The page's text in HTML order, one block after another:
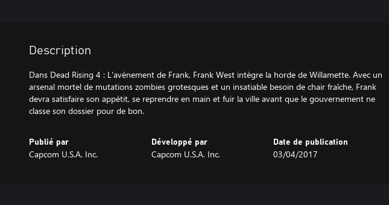
Description
Dans Dead Rising 4 : L'avènement de Frank, Frank West intègre la horde de Willamette. Avec un
arsenal mortel de mutations zombies grotesques et un insatiable besoin de chair fraîche, Frank
devra satisfaire son appétit, se reprendre en main et fuir la ville avant que le gouvernement ne
classe son dossier pour de bon.
Publié par
Capcom U.S.A. Inc.
Développé par
Capcom U.S.A. Inc.
Date de publication
03/04/2017